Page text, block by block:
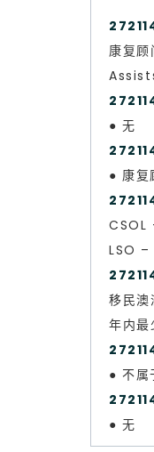
康复顾
● 无
● 康复
LSO –
移民
年内最
● 不属
● 无